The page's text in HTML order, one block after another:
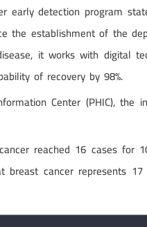
early detection program
the establishment of the
it works with digital
of recovery by 98%.
Center (PHIC),
reached 16 cases for
breast cancer represents